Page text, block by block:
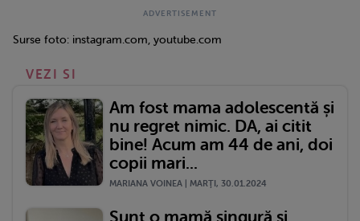
Surse foto: instagram.com, youtube.com
VEZI SI
Am fost mama adolescentă și
nu regret nimic. DA, ai citit
bine! Acum am 44 de ani, doi
copii mari...
MARIANA VOINEA | MARŢI, 30.01.2024
Sunt o mamă singură și